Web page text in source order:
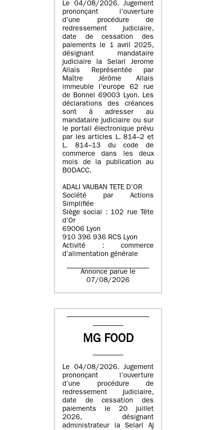
Le 04/08/2026. Jugement
prononçant l’ouverture
d’une procédure de
redressement judiciaire,
date de cessation des
paiements le 1 avril 2025,
désignant mandataire
judiciaire la Selarl Jerome
Allais Représentée par
Maître Jérôme Allais
immeuble l’europe 62 rue
de Bonnel 69003 Lyon. Les
déclarations des créances
sont à adresser au
mandataire judiciaire ou sur
le portail électronique prévu
par les articles L. 814–2 et
L. 814–13 du code de
commerce dans les deux
mois de la publication au
BODACC.
ADALI VAUBAN TETE D’OR
Société par Actions
Simplifiée
Siège social : 102 rue Tête
d’Or
69006 Lyon
910 396 936 RCS Lyon
Activité : commerce
d’alimentation générale
Annonce parue le
07/08/2026
MG FOOD
Le 04/08/2026. Jugement
prononçant l’ouverture
d’une procédure de
redressement judiciaire,
date de cessation des
paiements le 20 juillet
2026, désignant
administrateur la Selarl Aj